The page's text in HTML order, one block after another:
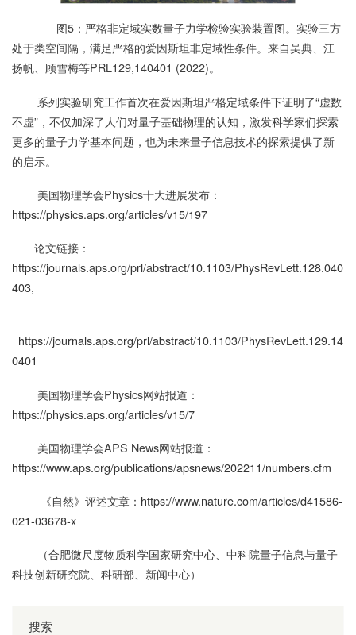
图5：严格非定域实数量子力学检验实验装置图。实验三方
处于类空间隔，满足严格的爱因斯坦非定域性条件。来自吴典、江
扬帆、顾雪梅等PRL129,140401 (2022)。
系列实验研究工作首次在爱因斯坦严格定域条件下证明了“虚数
不虚”，不仅加深了人们对量子基础物理的认知，激发科学家们探索
更多的量子力学基本问题，也为未来量子信息技术的探索提供了新
的启示。
美国物理学会Physics十大进展发布：
https://physics.aps.org/articles/v15/197
论文链接：
https://journals.aps.org/prl/abstract/10.1103/PhysRevLett.128.040
403,
https://journals.aps.org/prl/abstract/10.1103/PhysRevLett.129.14
0401
美国物理学会Physics网站报道：
https://physics.aps.org/articles/v15/7
美国物理学会APS News网站报道：
https://www.aps.org/publications/apsnews/202211/numbers.cfm
《自然》评述文章： https://www.nature.com/articles/d41586-
021-03678-x
（合肥微尺度物质科学国家研究中心、中科院量子信息与量子
科技创新研究院、科研部、新闻中心）
搜索